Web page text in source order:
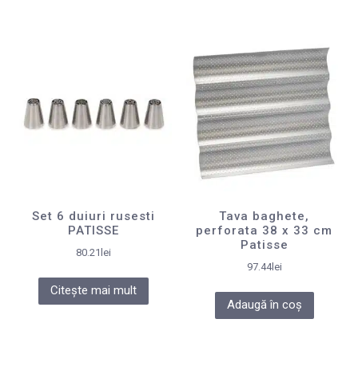
Set 6 duiuri rusesti
PATISSE
80.21 lei
Citește mai mult
Tava baghete,
perforata 38 x 33 cm
Patisse
97.44lei
Adaugă în coș